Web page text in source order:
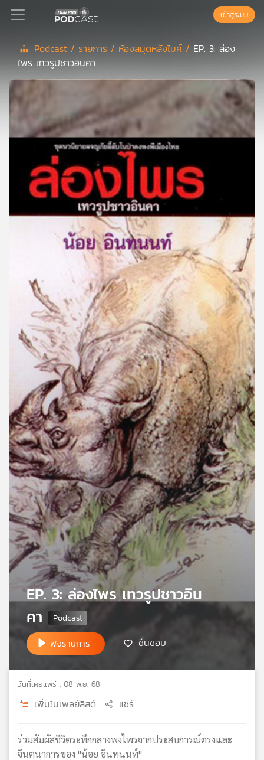
Podcast
เพล
ลิ
ย์
บทความ
ข่าว
และ
กิจกรรม
เกี่ยว
กับ
เรา
เครือ
ข่าย
วิทยุ
วิทยุ
เครือ
ข่าย
เข้าสู่ระบบ
Podcast / รายการ / ห้องสมุดหลังไมค์ / EP. 3: ล่อง
ไพร เทวรูปชาวอินคา
EP. 3: ล่องไพร เทวรูปชาวอิน
คา
ฟังรายการ ชื่นชอบ
วันที่เผยแพร่ : 08 พ.ย. 68
เพิ่มในเพลย์ลิสต์ แชร์
ร่วมสัมผัสชีวิตระทึกกลางพงไพรจากประสบการณ์ตรงและ
จินตนาการของ "น้อย อินทนนท์"